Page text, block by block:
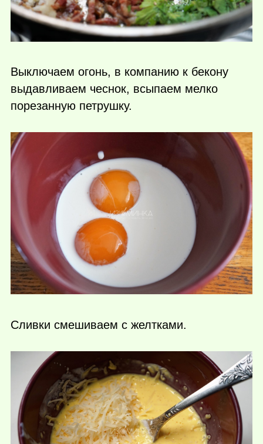
Выключаем огонь, в компанию к бекону
выдавливаем чеснок, всыпаем мелко
порезанную петрушку.
Сливки смешиваем с желтками.